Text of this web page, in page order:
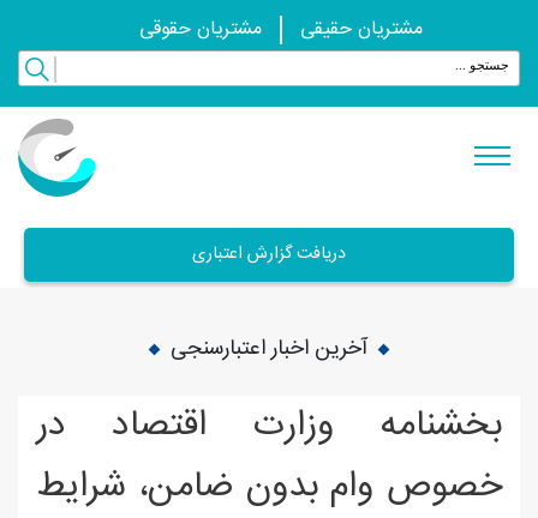
مشتریان حقیقی مشتریان حقوقی
دریافت گزارش اعتباری
آخرین اخبار اعتبارسنجی
بخشنامه وزارت اقتصاد در
خصوص وام بدون ضامن، شرایط